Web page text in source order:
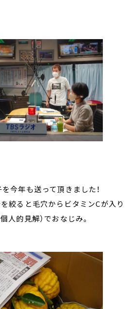
今年も送って頂きました！
絞ると毛穴からビタミンCが入り
人的見解）でおなじみ。